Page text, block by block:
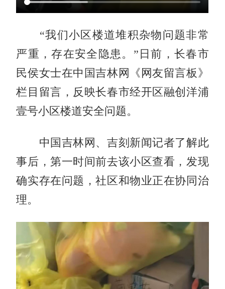
“我们小区楼道堆积杂物问题非常
严重，存在安全隐患。”日前，长春市
民侯女士在中国吉林网《网友留言板》
栏目留言，反映长春市经开区融创洋浦
壹号小区楼道安全问题。
中国吉林网、吉刻新闻记者了解此
事后，第一时间前去该小区查看，发现
确实存在问题，社区和物业正在协同治
理。